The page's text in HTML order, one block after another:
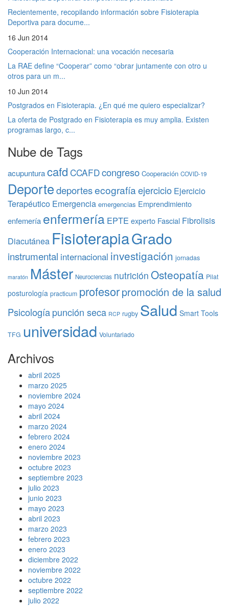
Recientemente, recopilando información sobre Fisioterapia
Deportiva para docume...
16 Jun 2014
Cooperación Internacional: una vocación necesaria
La RAE define “Cooperar” como “obrar juntamente con otro u
otros para un m...
10 Jun 2014
Postgrados en Fisioterapia. ¿En qué me quiero especializar?
La oferta de Postgrado en Fisioterapia es muy amplia. Existen
programas largo, c...
Nube de Tags
acupunturacafd CCAFDcongreso Cooperación COVID-19
Deportedeportesecografíaejercicio Ejercicio
Terapéutico Emergencia emergencias Emprendimiento
enfemería enfermería EPTE experto Fascial Fibrolisis
Diacutánea FisioterapiaGrado
instrumental internacional investigación jornadas
maratón Máster Neurociencias nutrición Osteopatía Pilat
posturología practicum profesorpromoción de la salud
Psicologíapunción seca RCP rugby Salud Smart Tools
TFG universidad Voluntariado
Archivos
abril 2025
marzo 2025
noviembre 2024
mayo 2024
abril 2024
marzo 2024
febrero 2024
enero 2024
noviembre 2023
octubre 2023
septiembre 2023
julio 2023
junio 2023
mayo 2023
abril 2023
marzo 2023
febrero 2023
enero 2023
diciembre 2022
noviembre 2022
octubre 2022
septiembre 2022
julio 2022